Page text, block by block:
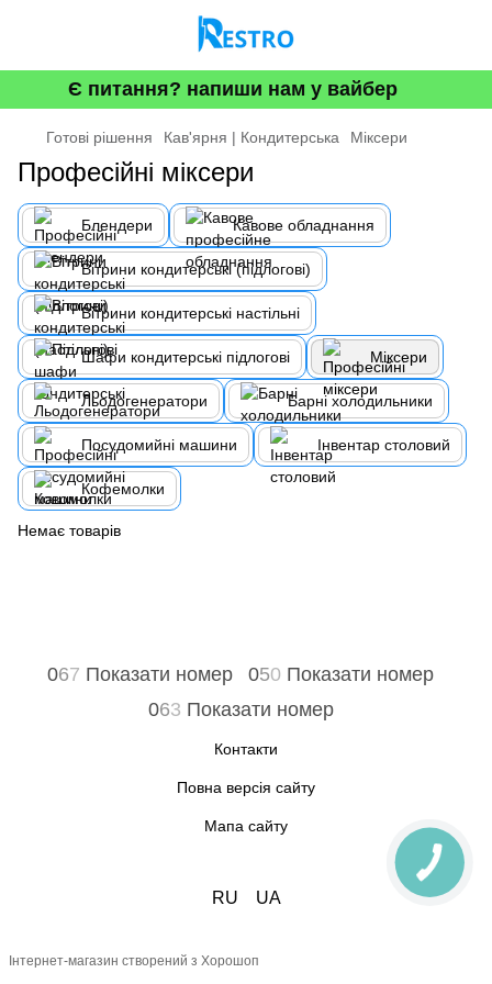
Є питання? напиши нам у вайбер
Готові рішення Кав'ярня | Кондитерська Міксери
Професійні міксери
Блендери Кавове обладнання
Вітрини кондитерські (підлогові)
Вітрини кондитерські настільні
Шафи кондитерські підлогові Міксери
Льодогенератори Барні холодильники
Посудомийні машини Інвентар столовий
Кофемолки
Немає товарів
067 Показати номер 050 Показати номер
063 Показати номер
Контакти
Повна версія сайту
Мапа сайту
RU UA
Інтернет-магазин створений з Хорошоп